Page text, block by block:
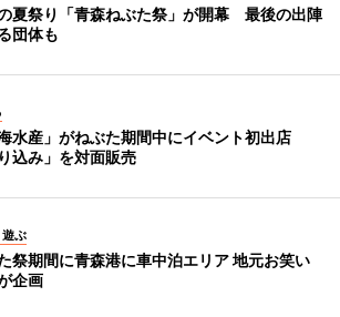
夏祭り「青森ねぶた祭」が開幕 最後の出陣
団体も
海水産」がねぶた期間中にイベント初出店
り込み」を対面販売
遊ぶ
祭期間に青森港に車中泊エリア 地元お笑い
企画